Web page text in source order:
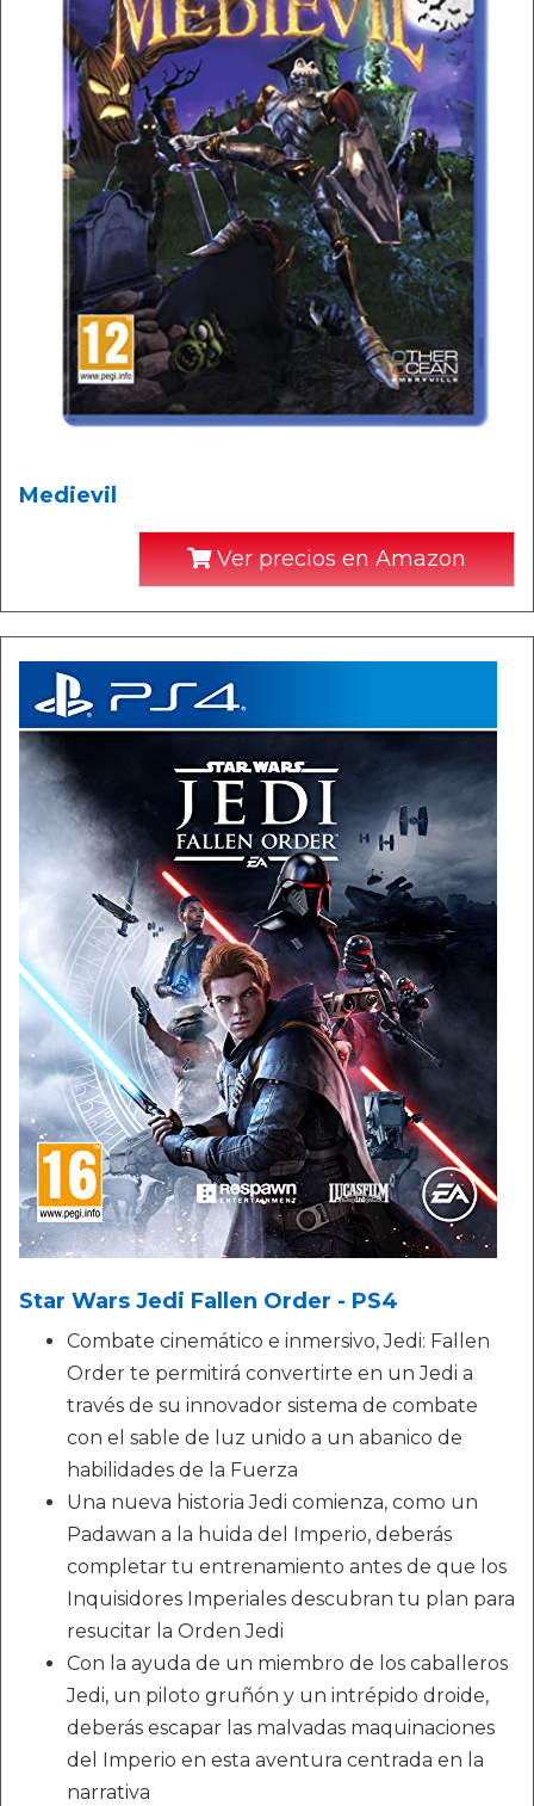
Medievil
Ver precios en Amazon
Star Wars Jedi Fallen Order - PS4
Combate cinemático e inmersivo, Jedi: Fallen
Order te permitirá convertirte en un Jedi a
través de su innovador sistema de combate
con el sable de luz unido a un abanico de
habilidades de la Fuerza
Una nueva historia Jedi comienza, como un
Padawan a la huida del Imperio, deberás
completar tu entrenamiento antes de que los
Inquisidores Imperiales descubran tu plan para
resucitar la Orden Jedi
Con la ayuda de un miembro de los caballeros
Jedi, un piloto gruñón y un intrépido droide,
deberás escapar las malvadas maquinaciones
del Imperio en esta aventura centrada en la
narrativa